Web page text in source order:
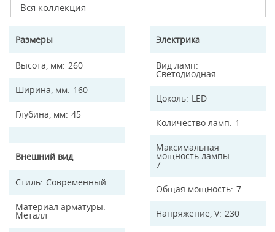
Вся коллекция
Размеры
Высота, мм 260
Ширина, мм 160
Глубина, мм 45
Внешний вид
Стиль Современный
Материал арматуры
Металл
Электрика
Вид ламп
Светодиодная
Цоколь LED
Количество ламп 1
Максимальная
мощность лампы
7
Общая мощность 7
Напряжение, V 230